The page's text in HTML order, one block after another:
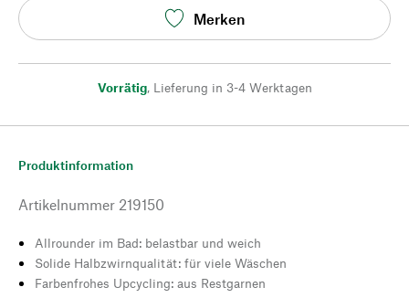
Merken
Vorrätig, Lieferung in 3-4 Werktagen
Produktinformation
Artikelnummer 219150
Allrounder im Bad: belastbar und weich
Solide Halbzwirnqualität: für viele Wäschen
Farbenfrohes Upcycling: aus Restgarnen